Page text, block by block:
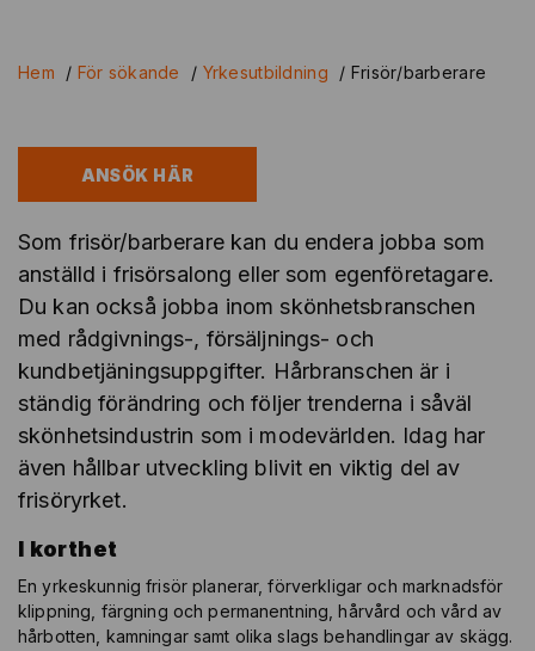
Hem / För sökande / Yrkesutbildning / Frisör/barberare
ANSÖK HÄR
Som frisör/barberare kan du endera jobba som
anställd i frisörsalong eller som egenföretagare.
Du kan också jobba inom skönhetsbranschen
med rådgivnings-, försäljnings- och
kundbetjäningsuppgifter. Hårbranschen är i
ständig förändring och följer trenderna i såväl
skönhetsindustrin som i modevärlden. Idag har
även hållbar utveckling blivit en viktig del av
frisöryrket.
I korthet
En yrkeskunnig frisör planerar, förverkligar och marknadsför
klippning, färgning och permanentning, hårvård och vård av
hårbotten, kamningar samt olika slags behandlingar av skägg.